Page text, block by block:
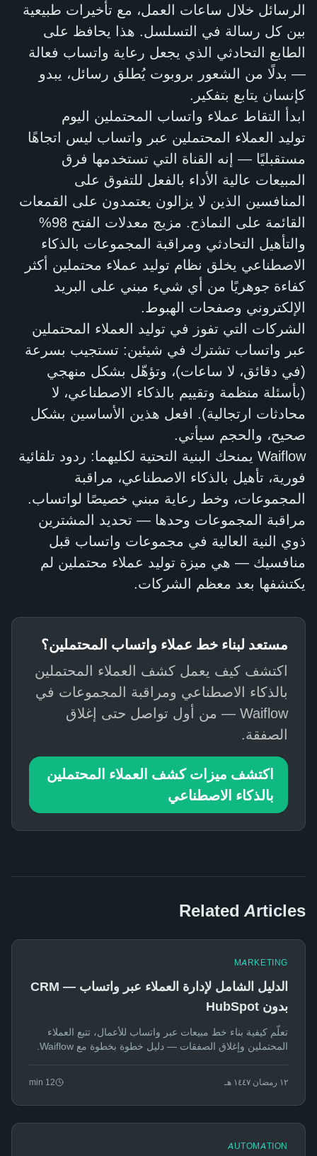
الرسائل خلال ساعات العمل، مع تأخيرات طبيعية
بين كل رسالة في التسلسل. هذا يحافظ على
الطابع التحادثي الذي يجعل رعاية واتساب فعالة
— بدلًا من الشعور بروبوت يُطلق رسائل، يبدو
كإنسان يتابع بتفكير.
ابدأ التقاط عملاء واتساب المحتملين اليوم
توليد العملاء المحتملين عبر واتساب ليس اتجاهًا
مستقبليًا — إنه القناة التي تستخدمها فرق
المبيعات عالية الأداء بالفعل للتفوق على
المنافسين الذين لا يزالون يعتمدون على القمعات
القائمة على النماذج. مزيج معدلات الفتح 98%
والتأهيل التحادثي ومراقبة المجموعات بالذكاء
الاصطناعي يخلق نظام توليد عملاء محتملين أكثر
كفاءة جوهريًا من أي شيء مبني على البريد
الإلكتروني وصفحات الهبوط.
الشركات التي تفوز في توليد العملاء المحتملين
عبر واتساب تشترك في شيئين: تستجيب بسرعة
(في دقائق، لا ساعات)، وتؤهّل بشكل منهجي
(بأسئلة منظمة وتقييم بالذكاء الاصطناعي، لا
محادثات ارتجالية). افعل هذين الأساسين بشكل
صحيح، والحجم سيأتي.
Waiflow يمنحك البنية التحتية لكليهما: ردود تلقائية
فورية، تأهيل بالذكاء الاصطناعي، مراقبة
المجموعات، وخط رعاية مبني خصيصًا لواتساب.
مراقبة المجموعات وحدها — تحديد المشترين
ذوي النية العالية في مجموعات واتساب قبل
منافسيك — هي ميزة توليد عملاء محتملين لم
يكتشفها بعد معظم الشركات.
مستعد لبناء خط عملاء واتساب المحتملين؟
اكتشف كيف يعمل كشف العملاء المحتملين
بالذكاء الاصطناعي ومراقبة المجموعات في
Waiflow — من أول تواصل حتى إغلاق
الصفقة.
اكتشف ميزات كشف العملاء المحتملين
بالذكاء الاصطناعي
Related Articles
MARKETING
الدليل الشامل لإدارة العملاء عبر واتساب — CRM
بدون HubSpot
تعلّم كيفية بناء خط مبيعات عبر واتساب للأعمال، تتبع العملاء
المحتملين وإغلاق الصفقات — دليل خطوة بخطوة مع Waiflow.
١٢ رمضان ١٤٤٧ هـ 12
AUTOMATION